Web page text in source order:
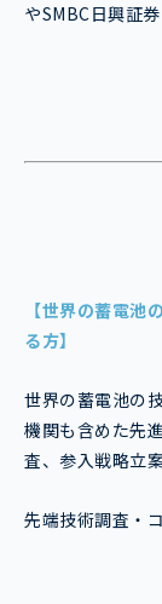
やSMBC日興証
【世界の蓄電池
る方】
世界の蓄電池の
機関も含めた先
査、参入戦略立
先端技術調査・